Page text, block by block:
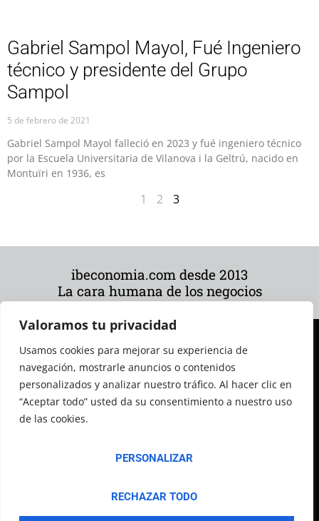
Valoramos tu privacidad
Usamos cookies para mejorar su experiencia de
navegación, mostrarle anuncios o contenidos
personalizados y analizar nuestro tráfico. Al hacer clic en
“Aceptar todo” usted da su consentimiento a nuestro uso
de las cookies.
PERSONALIZAR
RECHAZAR TODO
Gabriel Sampol Mayol, Fué Ingeniero
técnico y presidente del Grupo
Sampol
5 de febrero de 2021
Gabriel Sampol Mayol falleció en 2023 y fué ingeniero técnico
por la Escuela Universitaria de Vilanova i la Geltrú, nacido en
Montuïri en 1936, es
1 2 3
ibeconomia.com desde 2013
La cara humana de los negocios